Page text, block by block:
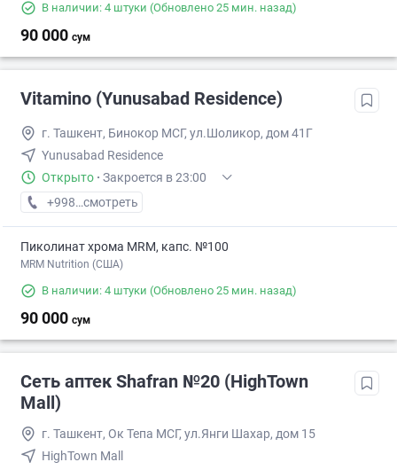
В наличии: 4 штуки (Обновлено 25 мин. назад)
90 000 сум
Vitamino (Yunusabad Residence)
г. Ташкент, Бинокор МСГ, ул.Шоликор, дом 41Г
Yunusabad Residence
Открыто · Закроется в 23:00
+998 (77) XXX-XX-XX
смотреть
Пиколинат хрома MRM, капс. №100
MRM Nutrition (США)
В наличии: 4 штуки (Обновлено 25 мин. назад)
90 000 сум
Сеть аптек Shafran №20 (HighTown
Mall)
г. Ташкент, Ок Тепа МСГ, ул.Янги Шахар, дом 15
HighTown Mall